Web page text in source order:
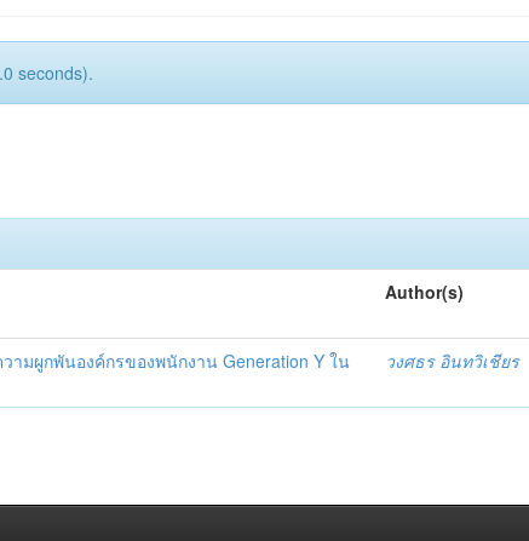
seconds).
Author(s)
ามผูกพันองค์กรของพนักงาน Generation Y ใน
วงศธร อินทวิเชียร